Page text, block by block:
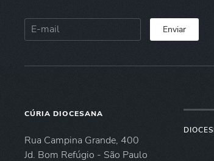
Enviar
CÚRIA DIOCESANA
Rua Campina Grande, 400
Jd. Bom Refúgio - São Paulo